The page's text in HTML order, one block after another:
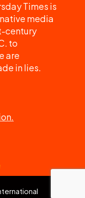
Times is
media
century
to
are
in lies.